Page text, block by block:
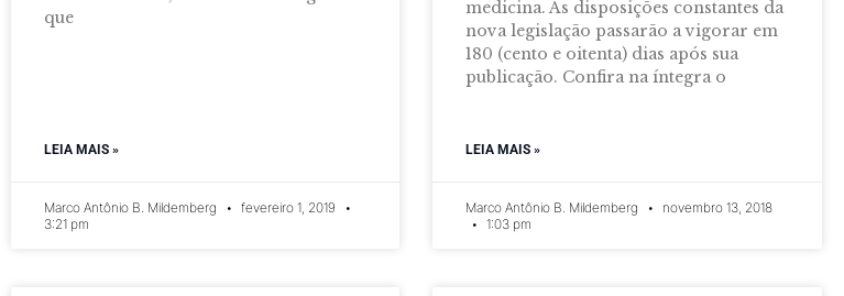
que
LEIA MAIS »
Marco Antônio B. Mildemberg
fevereiro 1, 2019
3:21 pm
medicina. As disposições constantes da
nova legislação passarão a vigorar em
180 (cento e oitenta) dias após sua
publicação. Confira na íntegra o
LEIA MAIS »
Marco Antônio B. Mildemberg
novembro 13, 2018
1:03 pm